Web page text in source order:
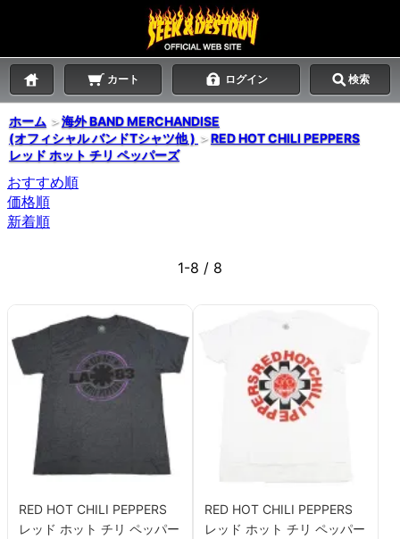
カート ログイン 検索
ホーム ＞海外 BAND MERCHANDISE
(オフィシャル バンドTシャツ他 ) ＞RED HOT CHILI PEPPERS
レッド ホット チリ ペッパーズ
おすすめ順
価格順
新着順
1-8 / 8
RED HOT CHILI PEPPERS
レッド ホット チリ ペッパー
RED HOT CHILI PEPPERS
レッド ホット チリ ペッパー